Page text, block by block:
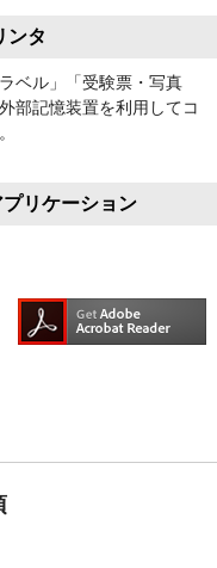
ンタ
ベル」「受験票・写真
部記憶装置を利用してコ
リケーション